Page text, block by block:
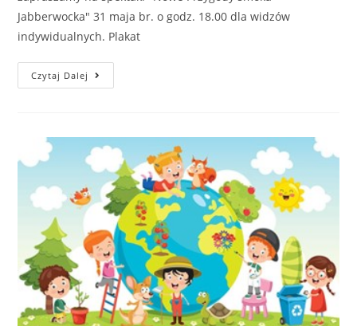
Jabberwocka" 31 maja br. o godz. 18.00 dla widzów
indywidualnych. Plakat
Czytaj Dalej